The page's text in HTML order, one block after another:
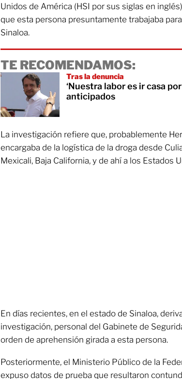
Unidos de América (HSI por sus siglas en
que esta persona presuntamente trabajaba
Sinaloa.
TE RECOMENDAMOS:
Tras la denuncia
‘Nuestra labor es ir casa
anticipados
La investigación refiere que, probablemente
encargaba de la logística de la droga desde
Mexicali, Baja California, y de ahí a los Estados
En días recientes, en el estado de Sinaloa,
investigación, personal del Gabinete de
orden de aprehensión girada a esta persona.
Posteriormente, el Ministerio Público de la
expuso datos de prueba que resultaron